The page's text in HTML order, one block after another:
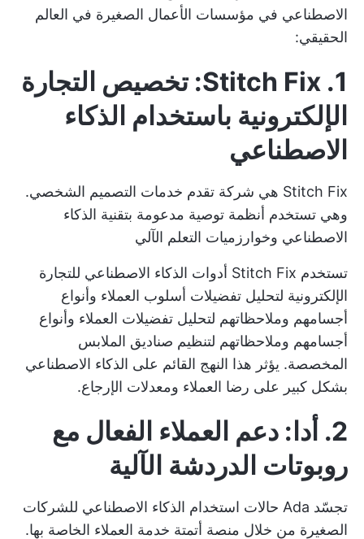
الاصطناعي في مؤسسات الأعمال الصغيرة في العالم
الحقيقي:
1. Stitch Fix: تخصيص التجارة
الإلكترونية باستخدام الذكاء
الاصطناعي
Stitch Fix هي شركة تقدم خدمات التصميم الشخصي.
وهي تستخدم أنظمة توصية مدعومة بتقنية الذكاء
الاصطناعي وخوارزميات التعلم الآلي
تستخدم Stitch Fix
أدوات الذكاء الاصطناعي للتجارة
الإلكترونية لتحليل تفضيلات أسلوب العملاء وأنواع
أجسامهم وملاحظاتهم لتحليل تفضيلات العملاء وأنواع
أجسامهم وملاحظاتهم لتنظيم صناديق الملابس
المخصصة. يؤثر هذا النهج القائم على الذكاء الاصطناعي
بشكل كبير على رضا العملاء ومعدلات الإرجاع.
2. أدا: دعم العملاء الفعال مع
روبوتات الدردشة الآلية
تجسّد Ada حالات استخدام الذكاء الاصطناعي للشركات
الصغيرة من خلال منصة أتمتة خدمة العملاء الخاصة بها.